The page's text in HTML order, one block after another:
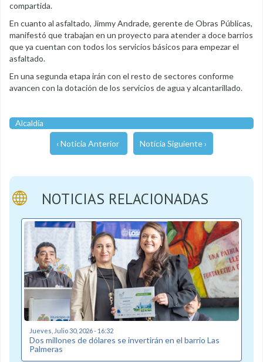
compartida.
En cuanto al asfaltado, Jimmy Andrade, gerente de Obras Públicas,
manifestó que trabajan en un proyecto para atender a doce barrios
que ya cuentan con todos los servicios básicos para empezar el
asfaltado.
En una segunda etapa irán con el resto de sectores conforme
avancen con la dotación de los servicios de agua y alcantarillado.
Alcaldía
‹ Noticia Anterior Noticia Siguiente ›
NOTICIAS RELACIONADAS
Jueves, Julio 30, 2026 - 16:32
Dos millones de dólares se invertirán en el barrio Las
Palmeras